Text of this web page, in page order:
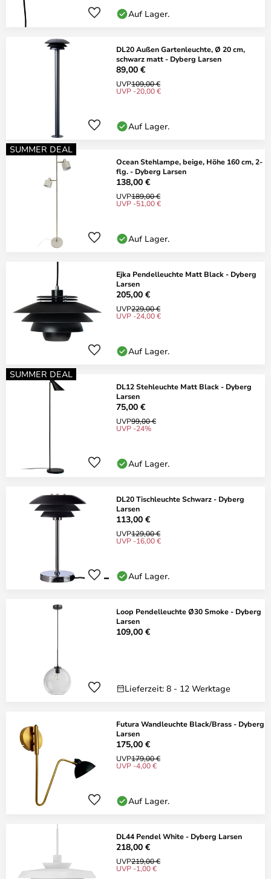
Auf Lager.
DL20 Außen Gartenleuchte, Ø 20 cm,
schwarz matt - Dyberg Larsen
89,00 €
UVP109,00 €
UVP -20,00 €
Auf Lager.
SUMMER DEAL
Ocean Stehlampe, beige, Höhe 160 cm, 2-
flg. - Dyberg Larsen
138,00 €
UVP189,00 €
UVP -51,00 €
Auf Lager.
Ejka Pendelleuchte Matt Black - Dyberg
Larsen
205,00 €
UVP229,00 €
UVP -24,00 €
Auf Lager.
SUMMER DEAL
DL12 Stehleuchte Matt Black - Dyberg
Larsen
75,00 €
UVP99,00 €
UVP -24%
Auf Lager.
DL20 Tischleuchte Schwarz - Dyberg
Larsen
113,00 €
UVP129,00 €
UVP -16,00 €
Auf Lager.
Loop Pendelleuchte Ø30 Smoke - Dyberg
Larsen
109,00 €
Lieferzeit: 8 - 12 Werktage
Futura Wandleuchte Black/Brass - Dyberg
Larsen
175,00 €
UVP179,00 €
UVP -4,00 €
Auf Lager.
DL44 Pendel White - Dyberg Larsen
218,00 €
UVP219,00 €
UVP -1,00 €